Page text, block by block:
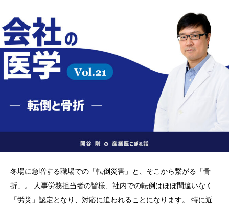
冬場に急増する職場での「転倒災害」と、そこから繋がる「骨
折」。 人事労務担当者の皆様、社内での転倒はほぼ間違いなく
「労災」認定となり、対応に追われることになります。 特に近